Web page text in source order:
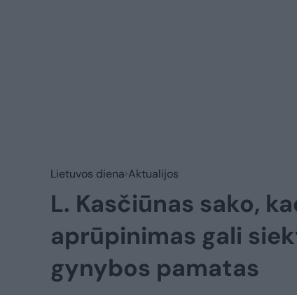
Lietuvos diena Aktualijos
L. Kasčiūnas sako,
aprūpinimas gali
gynybos pamatas